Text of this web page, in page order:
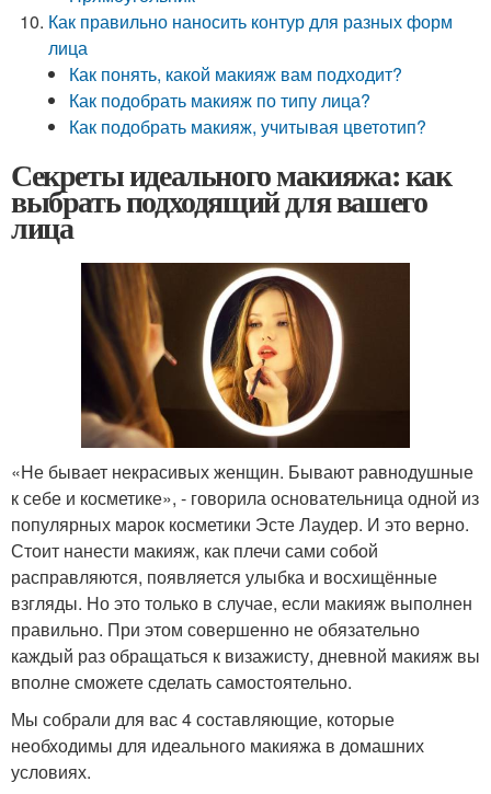
Как правильно наносить контур для разных форм
лица
Как понять, какой макияж вам подходит?
Как подобрать макияж по типу лица?
Как подобрать макияж, учитывая цветотип?
Секреты идеального макияжа: как
выбрать подходящий для вашего
лица
«Не бывает некрасивых женщин. Бывают равнодушные
к себе и косметике», - говорила основательница одной из
популярных марок косметики Эсте Лаудер. И это верно.
Стоит нанести макияж, как плечи сами собой
расправляются, появляется улыбка и восхищённые
взгляды. Но это только в случае, если макияж выполнен
правильно. При этом совершенно не обязательно
каждый раз обращаться к визажисту, дневной макияж вы
вполне сможете сделать самостоятельно.
Мы собрали для вас 4 составляющие, которые
необходимы для идеального макияжа в домашних
условиях.